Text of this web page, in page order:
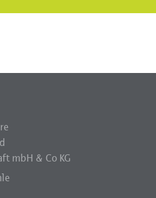
mbH & Co KG